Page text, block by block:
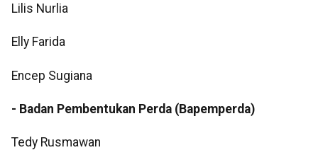
Lilis Nurlia
Elly Farida
Encep Sugiana
- Badan Pembentukan Perda (Bapemperda)
Tedy Rusmawan